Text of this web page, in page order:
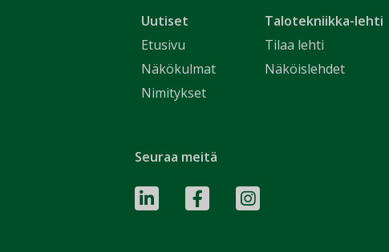
Uutiset
Etusivu
Näkökulmat
Nimitykset
Talotekniikka-lehti
Tilaa lehti
Näköislehdet
Seuraa meitä